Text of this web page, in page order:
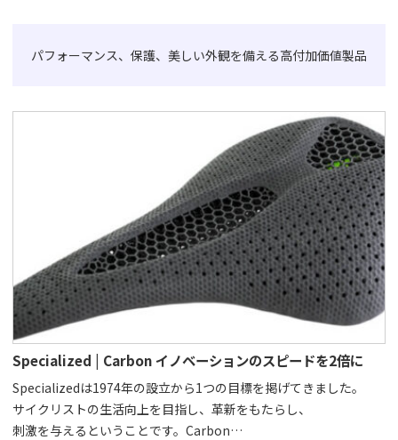
パフォーマンス、保護、美しい外観を備える高付加価値製品
Specialized | Carbon イノベーションのスピードを2倍に
Specializedは1974年の設立から1つの目標を掲げてきました。
サイクリストの生活向上を目指し、革新をもたらし、
刺激を与えるということです。Carbon…